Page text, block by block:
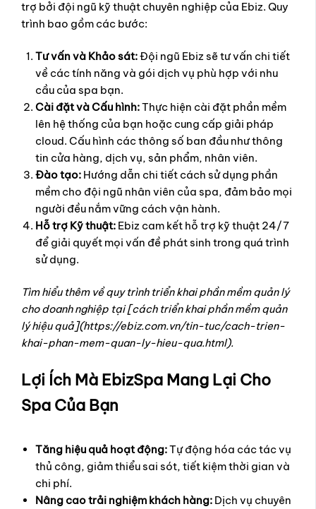
trợ bởi đội ngũ kỹ thuật chuyên nghiệp của Ebiz. Quy
trình bao gồm các bước:
Tư vấn và Khảo sát:Đội ngũ Ebiz sẽ tư vấn chi tiết
về các tính năng và gói dịch vụ phù hợp với nhu
cầu của spa bạn.
Cài đặt và Cấu hình:Thực hiện cài đặt phần mềm
lên hệ thống của bạn hoặc cung cấp giải pháp
cloud. Cấu hình các thông số ban đầu như thông
tin cửa hàng, dịch vụ, sản phẩm, nhân viên.
Đào tạo: Hướng dẫn chi tiết cách sử dụng phần
mềm cho đội ngũ nhân viên của spa, đảm bảo mọi
người đều nắm vững cách vận hành.
Hỗ trợ Kỹ thuật: Ebiz cam kết hỗ trợ kỹ thuật 24/7
để giải quyết mọi vấn đề phát sinh trong quá trình
sử dụng.
Tìm hiểu thêm về quy trình triển khai phần mềm quản lý
cho doanh nghiệp tại [cách triển khai phần mềm quản
lý hiệu quả](https://ebiz.com.vn/tin-tuc/cach-trien-
khai-phan-mem-quan-ly-hieu-qua.html).
Lợi Ích Mà EbizSpa Mang Lại Cho
Spa Của Bạn
Tăng hiệu quả hoạt động:Tự động hóa các tác vụ
thủ công, giảm thiểu sai sót, tiết kiệm thời gian và
chi phí.
Nâng cao trải nghiệm khách hàng: Dịch vụ chuyên